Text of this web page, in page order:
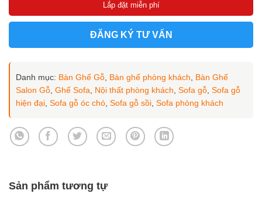
Lắp đặt miễn phí
ĐĂNG KÝ TƯ VẤN
Danh mục: Bàn Ghế Gỗ Bàn ghế phòng khách
Bàn Ghế
Salon Gỗ Ghế Sofa Nội thất phòng khách Sofa gỗ Sofa gỗ
hiện đại Sofa gỗ óc chó Sofa gỗ sồi Sofa phòng khách
Sản phẩm tương tự